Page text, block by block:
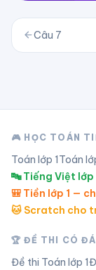
Câu 7
🎮 HỌC TOÁN
Toán lớp 1Toán
🔤 Tiếng Việt lớp
🎒 Tiền lớp 1 —
🐱 Scratch cho
🏆 ĐỀ THI CÓ
Đề thi Toán lớp 1